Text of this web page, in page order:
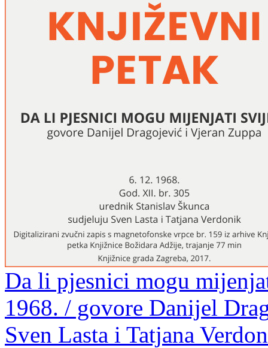
Da li pjesnici mogu
1968. / govore Danijel
Sven Lasta i Tatjana